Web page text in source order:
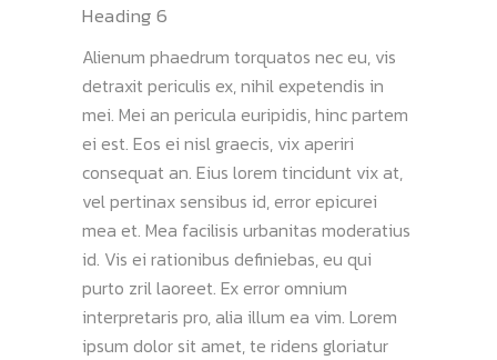
Heading 6
Alienum phaedrum torquatos nec eu, vis
detraxit periculis ex, nihil expetendis in
mei. Mei an pericula euripidis, hinc partem
ei est. Eos ei nisl graecis, vix aperiri
consequat an. Eius lorem tincidunt vix at,
vel pertinax sensibus id, error epicurei
mea et. Mea facilisis urbanitas moderatius
id. Vis ei rationibus definiebas, eu qui
purto zril laoreet. Ex error omnium
interpretaris pro, alia illum ea vim. Lorem
ipsum dolor sit amet, te ridens gloriatur